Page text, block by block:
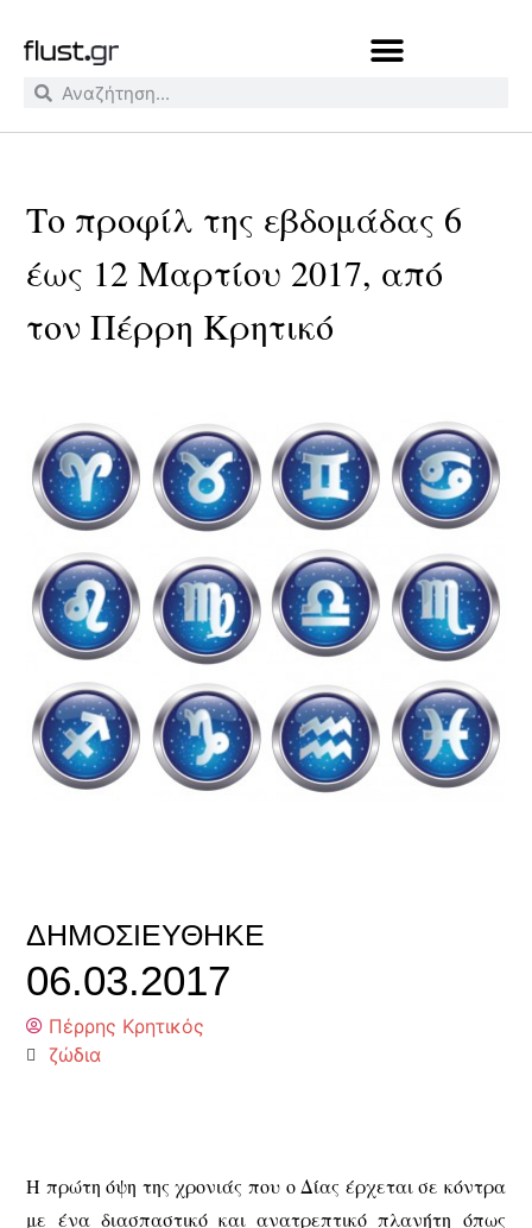
Το προφίλ της εβδομάδας 6
έως 12 Μαρτίου 2017, από
τον Πέρρη Κρητικό
ΔΗΜΟΣΙΕΎΘΗΚΕ
06.03.2017
Πέρρης Κρητικός
ζώδια
Η πρώτη όψη της χρονιάς που ο Δίας έρχεται σε κόντρα
με ένα διασπαστικό και ανατρεπτικό πλανήτη όπως